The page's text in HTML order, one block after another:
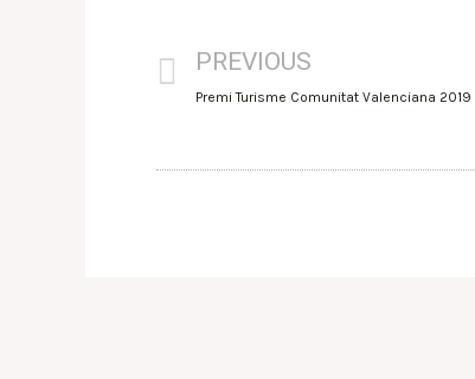
PREVIOUS
Premi Turisme Comunitat Valenciana 2019